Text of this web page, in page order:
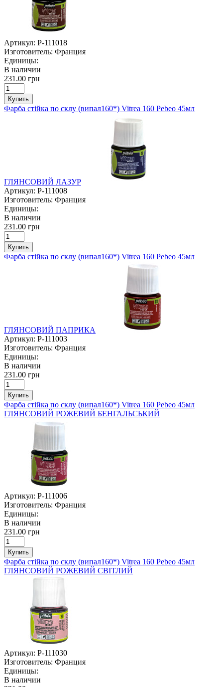
Артикул: P-111018
Изготовитель: Франция
Единицы:
В наличии
231.00 грн
Купить
Фарба стійка по склу (випал160*) Vitrea 160 Pebeo 45мл
ГЛЯНСОВИЙ ЛАЗУР
Артикул: P-111008
Изготовитель: Франция
Единицы:
В наличии
231.00 грн
Купить
Фарба стійка по склу (випал160*) Vitrea 160 Pebeo 45мл
ГЛЯНСОВИЙ ПАПРИКА
Артикул: P-111003
Изготовитель: Франция
Единицы:
В наличии
231.00 грн
Купить
Фарба стійка по склу (випал160*) Vitrea 160 Pebeo 45мл
ГЛЯНСОВИЙ РОЖЕВИЙ БЕНГАЛЬСЬКИЙ
Артикул: P-111006
Изготовитель: Франция
Единицы:
В наличии
231.00 грн
Купить
Фарба стійка по склу (випал160*) Vitrea 160 Pebeo 45мл
ГЛЯНСОВИЙ РОЖЕВИЙ СВІТЛИЙ
Артикул: P-111030
Изготовитель: Франция
Единицы:
В наличии